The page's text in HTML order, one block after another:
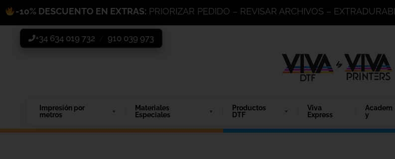
-10% DESCUENTO EN EXTRAS: PRIORIZAR PEDIDO – REVISAR ARCHIVOS –
+34 634 019 732 910 039 973
Impresión por
metros
Materiales
Especiales
Productos
DTF
Viva
Express
Academ
y